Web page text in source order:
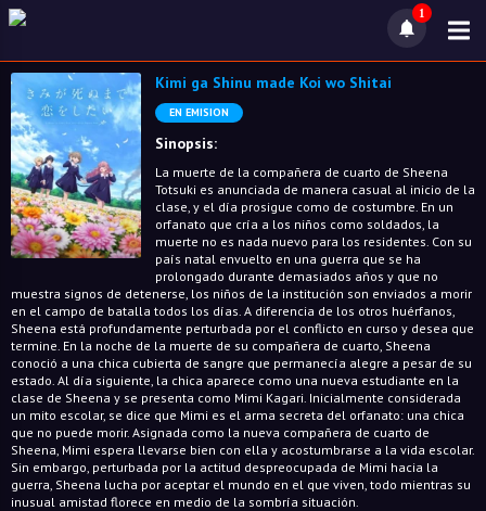
1
Kimi ga Shinu made Koi wo Shitai
EN EMISION
Sinopsis:
La muerte de la compañera de cuarto de Sheena
Totsuki es anunciada de manera casual al inicio de la
clase, y el día prosigue como de costumbre. En un
orfanato que cría a los niños como soldados, la
muerte no es nada nuevo para los residentes. Con su
país natal envuelto en una guerra que se ha
prolongado durante demasiados años y que no
muestra signos de detenerse, los niños de la institución son enviados a morir
en el campo de batalla todos los días. A diferencia de los otros huérfanos,
Sheena está profundamente perturbada por el conflicto en curso y desea que
termine. En la noche de la muerte de su compañera de cuarto, Sheena
conoció a una chica cubierta de sangre que permanecía alegre a pesar de su
estado. Al día siguiente, la chica aparece como una nueva estudiante en la
clase de Sheena y se presenta como Mimi Kagari. Inicialmente considerada
un mito escolar, se dice que Mimi es el arma secreta del orfanato: una chica
que no puede morir. Asignada como la nueva compañera de cuarto de
Sheena, Mimi espera llevarse bien con ella y acostumbrarse a la vida escolar.
Sin embargo, perturbada por la actitud despreocupada de Mimi hacia la
guerra, Sheena lucha por aceptar el mundo en el que viven, todo mientras su
inusual amistad florece en medio de la sombría situación.